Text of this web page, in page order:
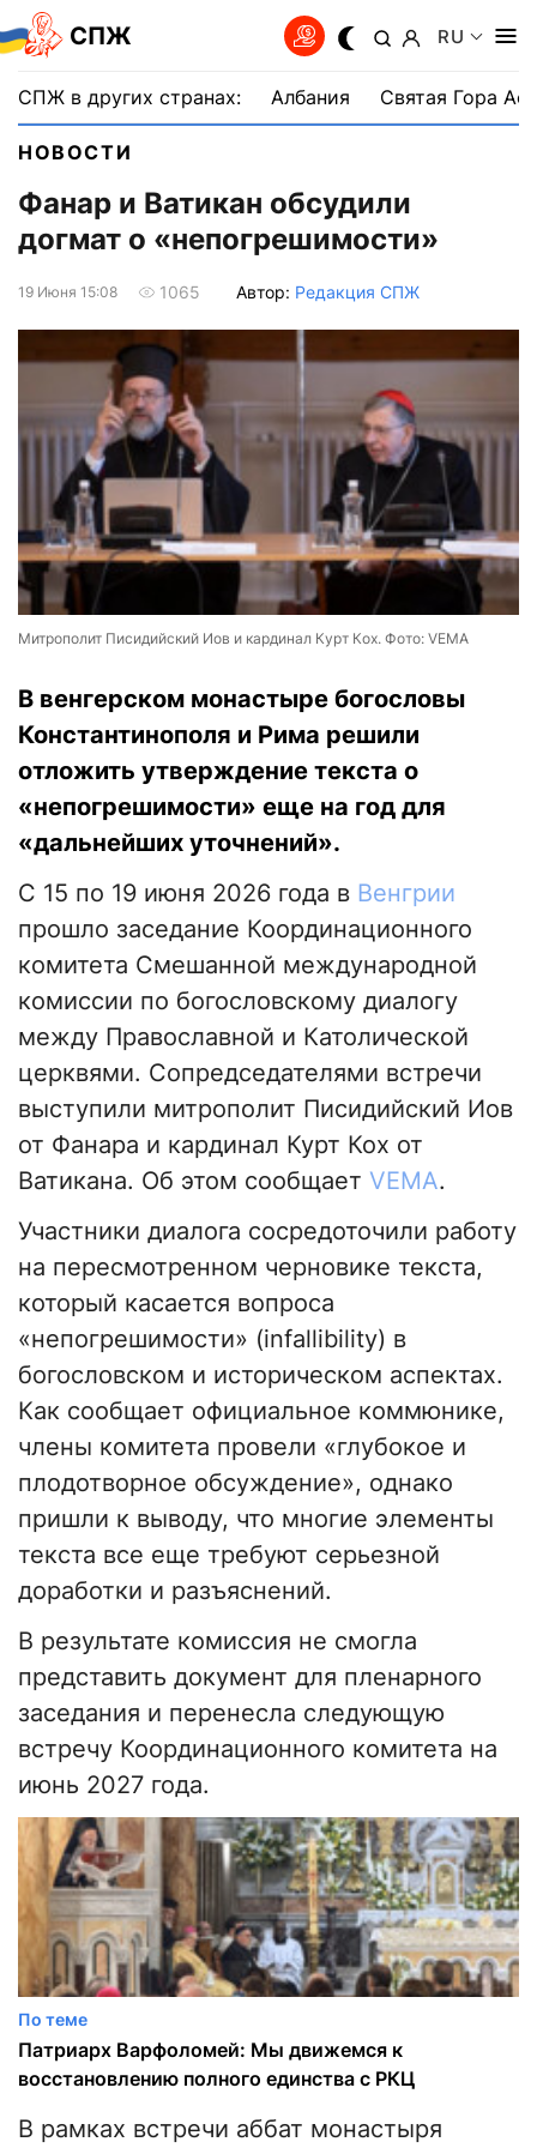
СПЖ RU
СПЖ в других странах: Албания Святая Гора
НОВОСТИ
Фанар и Ватикан обсудили
догмат о «непогрешимости»
19 Июня 15:08 1065 Автор: Редакция СПЖ
Митрополит Писидийский Иов и кардинал Курт Кох. Фото: VEMA
В венгерском монастыре богословы
Константинополя и Рима решили
отложить утверждение текста о
«непогрешимости» еще на год для
«дальнейших уточнений».
С 15 по 19 июня 2026 года в Венгрии
прошло заседание Координационного
комитета Смешанной международной
комиссии по богословскому диалогу
между Православной и Католической
церквями. Сопредседателями встречи
выступили митрополит Писидийский Иов
от Фанара и кардинал Курт Кох от
Ватикана. Об этом сообщает VEMA.
Участники диалога сосредоточили работу
на пересмотренном черновике текста,
который касается вопроса
«непогрешимости» (infallibility) в
богословском и историческом аспектах.
Как сообщает официальное коммюнике,
члены комитета провели «глубокое и
плодотворное обсуждение», однако
пришли к выводу, что многие элементы
текста все еще требуют серьезной
доработки и разъяснений.
В результате комиссия не смогла
представить документ для пленарного
заседания и перенесла следующую
встречу Координационного комитета на
июнь 2027 года.
По теме
Патриарх Варфоломей: Мы движемся к
восстановлению полного единства с РКЦ
В рамках встречи аббат монастыря